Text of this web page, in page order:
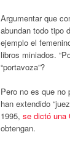
Argumentar que
abundan todo tipo
ejemplo el
libros miniados.
“portavoza”?
Pero no es que no
han extendido
1995, se dictó una
obtengan.